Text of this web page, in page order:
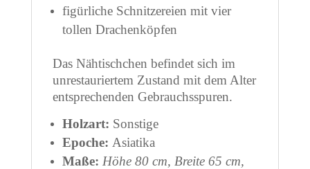
figürliche Schnitzereien mit vier
tollen Drachenköpfen
Das Nähtischchen befindet sich im
unrestauriertem Zustand mit dem Alter
entsprechenden Gebrauchsspuren.
Holzart: Sonstige
Epoche: Asiatika
Maße: Höhe 80 cm, Breite 65 cm,